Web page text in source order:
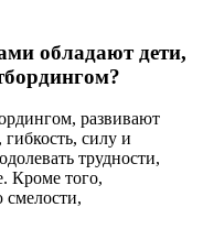
обладают дети,
развивают
силу и
трудности,
Кроме того,
смелости,